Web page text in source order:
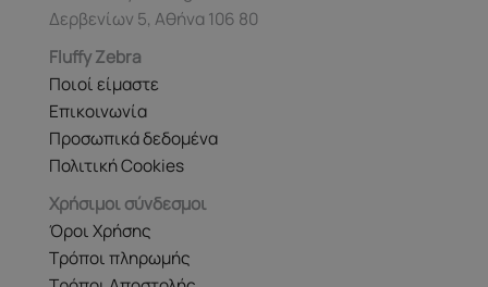
Δερβενίων 5, Αθήνα 106 80
Fluffy Zebra
Ποιοί είμαστε
Επικοινωνία
Προσωπικά δεδομένα
Πολιτική Cookies
Χρήσιμοι σύνδεσμοι
Όροι Χρήσης
Τρόποι πληρωμής